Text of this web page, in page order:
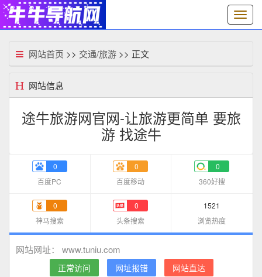
切
换
网站首页 >> 交通/旅游 >> 正文
网站信息
途牛旅游网官网-让旅游更简单 要旅
游 找途牛
0
百度PC
0
百度移动
0
360好搜
0
神马搜索
0
头条搜索
1521
浏览热度
网站网址： www.tuniu.com
正常访问 网址报错 网站直达